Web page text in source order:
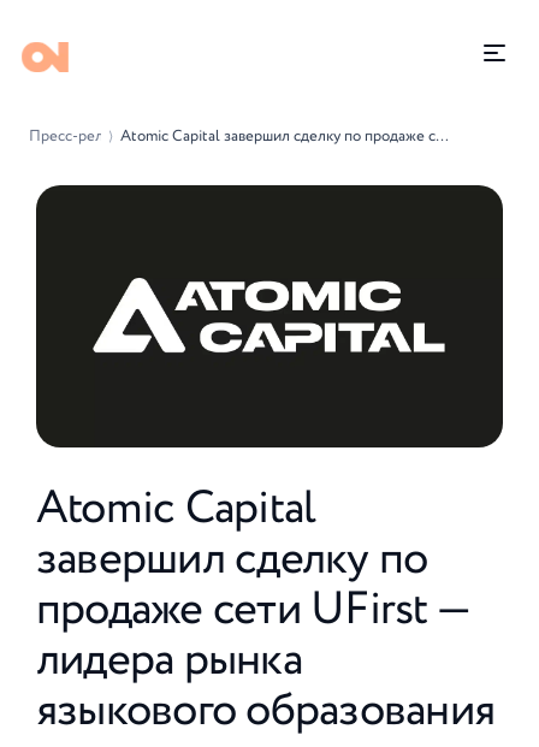
Пресс-релизы
⟩ Atomic Capital завершил сделку по продаже сети UFirst — лидера рынка языкового образования
Atomic Capital
завершил сделку по
продаже сети UFirst —
лидера рынка
языкового образования